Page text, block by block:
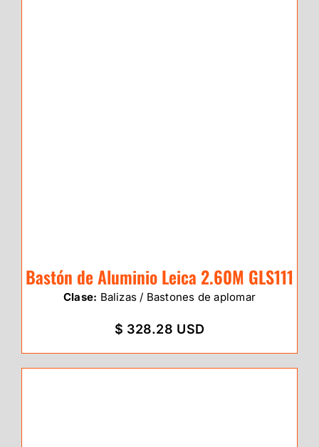
Bastón de Aluminio Leica 2.60M GLS111
Clase: Balizas / Bastones de aplomar
$ 328.28 USD